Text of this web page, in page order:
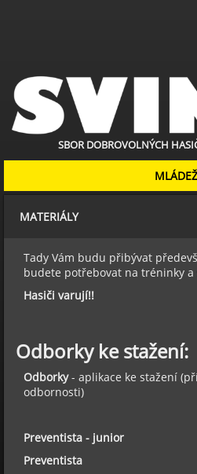
SBOR DOBROVOLNÝCH
MLÁDEŽ
MATERIÁLY
Tady Vám budu přibývat
budete potřebovat na tréninky a
Hasiči varují!!
Odborky ke stažení:
Odborky- aplikace ke stažení
odbornosti)
Preventista - junior
Preventista